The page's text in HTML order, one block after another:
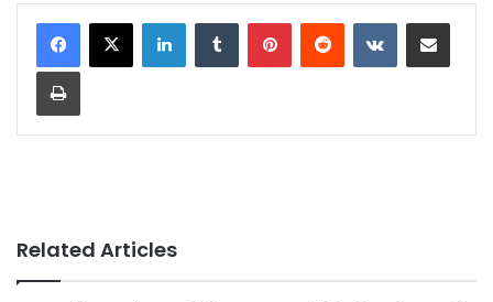
LinkedInTumblr PinterestReddit VKontakteShare via Email
Print
Related Articles